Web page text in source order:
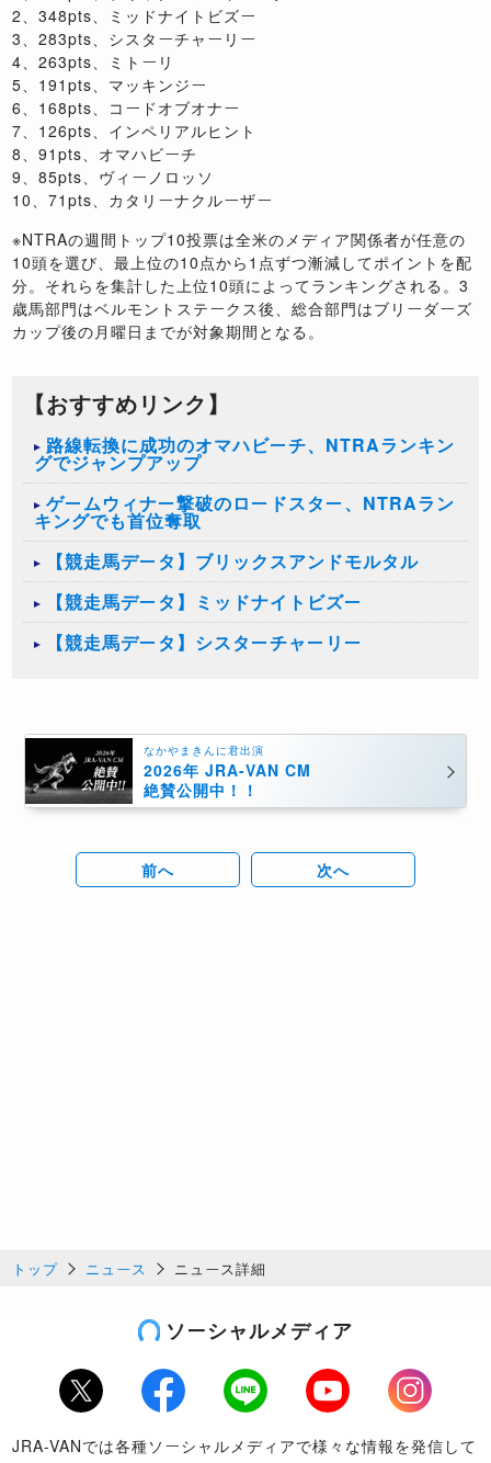
2、348pts、ミッドナイトビズー
3、283pts、シスターチャーリー
4、263pts、ミトーリ
5、191pts、マッキンジー
6、168pts、コードオブオナー
7、126pts、インペリアルヒント
8、91pts、オマハビーチ
9、85pts、ヴィーノロッソ
10、71pts、カタリーナクルーザー
※NTRAの週間トップ10投票は全米のメディア関係者が任意の
10頭を選び、最上位の10点から1点ずつ漸減してポイントを配
分。それらを集計した上位10頭によってランキングされる。3
歳馬部門はベルモントステークス後、総合部門はブリーダーズ
カップ後の月曜日までが対象期間となる。
【おすすめリンク】
路線転換に成功のオマハビーチ、NTRAランキン
グでジャンプアップ
ゲームウィナー撃破のロードスター、NTRAラン
キングでも首位奪取
【競走馬データ】ブリックスアンドモルタル
【競走馬データ】ミッドナイトビズー
【競走馬データ】シスターチャーリー
なかやまきんに君出演
2026年 JRA-VAN CM
絶賛公開中！！
前へ 次へ
トップ ニュース ニュース詳細
ソーシャルメディア
Twitter Facebook LINE Youtube
Instagram
JRA-VANでは各種ソーシャルメディアで様々な情報を発信して